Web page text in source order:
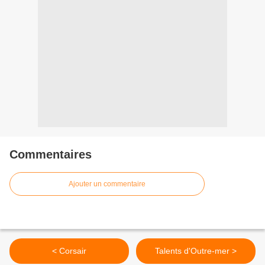
Commentaires
Ajouter un commentaire
< Corsair Talents d'Outre-mer >